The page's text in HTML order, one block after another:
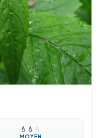
💧 💧 💧
MOYEN